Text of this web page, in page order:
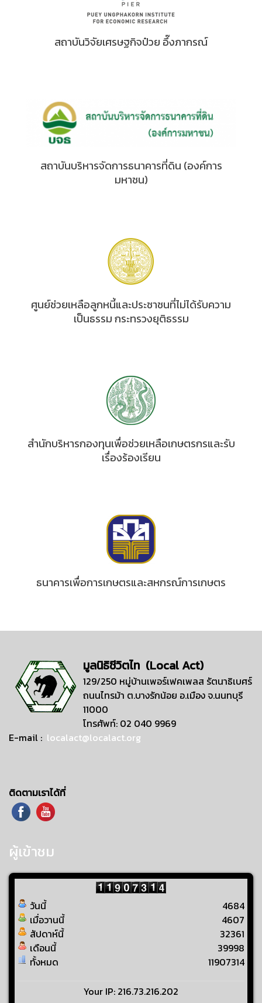
สถาบันวิจัยเศรษฐกิจป๋วย อึ๊งภากรณ์
สถาบันบริหารจัดการธนาคารที่ดิน (องค์การ
มหาชน)
ศูนย์ช่วยเหลือลูกหนี้และประชาชนที่ไม่ได้รับความ
เป็นธรรม กระทรวงยุติธรรม
สำนักบริหารกองทุนเพื่อช่วยเหลือเกษตรกรและรับ
เรื่องร้องเรียน
ธนาคารเพื่อการเกษตรและสหกรณ์การเกษตร
มูลนิธิชีวิตไท (Local Act)
129/250 หมู่บ้านเพอร์เฟคเพลส รัตนาธิเบศร์
ถนนไทรม้า ต.บางรักน้อย อ.เมือง จ.นนทบุรี
11000
โทรศัพท์: 02 040 9969
E-mail : localact@localact.org
ติดตามเราได้ที่
ผู้เข้าชม
วันนี้
เมื่อวานนี้
สัปดาห์นี้
เดือนนี้
ทั้งหมด
4684
4607
32361
39998
11907314
Your IP: 216.73.216.202